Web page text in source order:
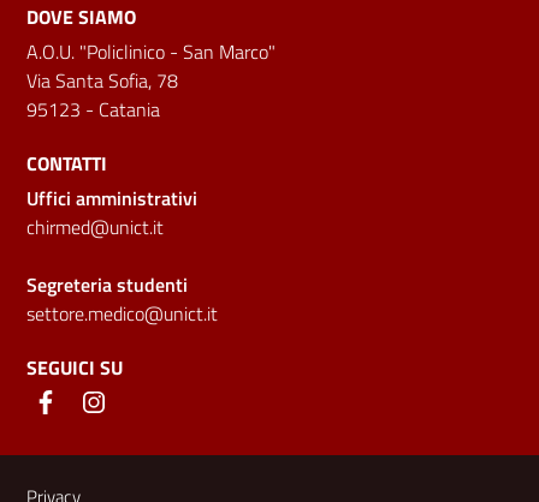
DOVE SIAMO
A.O.U. "Policlinico - San Marco"
Via Santa Sofia, 78
95123 - Catania
CONTATTI
Uffici amministrativi
chirmed@unict.it
Segreteria studenti
settore.medico@unict.it
SEGUICI SU
Link e informazioni utili
Privacy